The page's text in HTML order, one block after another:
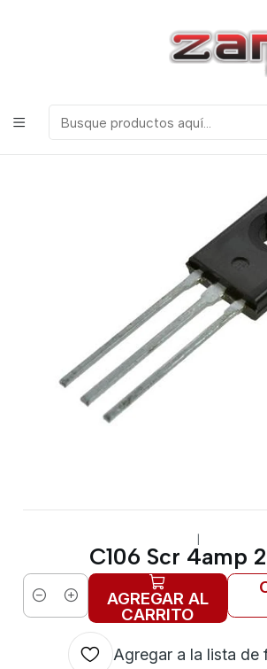
ELECTRONICOS, ROBOTICA &
Semiconductores
|
C106 Scr 4amp
Cantidad AGREGAR AL
CARRITO
Agregar a la lista de